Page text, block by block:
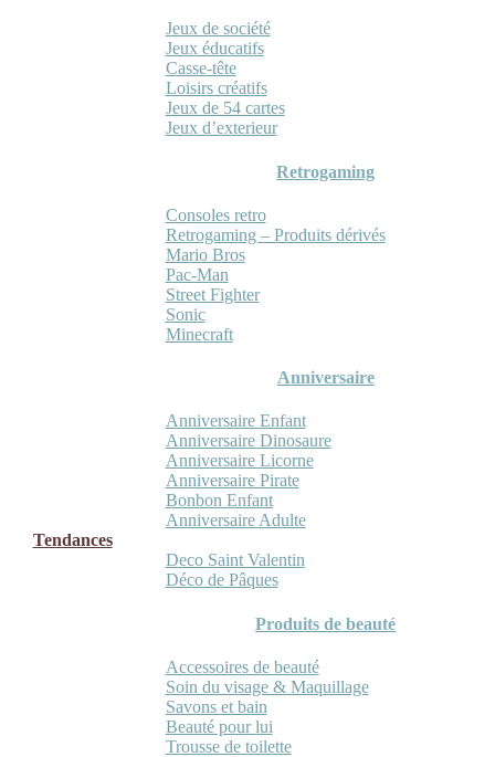
Jeux de société
Jeux éducatifs
Casse-tête
Loisirs créatifs
Jeux de 54 cartes
Jeux d’exterieur
Retrogaming
Consoles retro
Retrogaming – Produits dérivés
Mario Bros
Pac-Man
Street Fighter
Sonic
Minecraft
Anniversaire
Anniversaire Enfant
Anniversaire Dinosaure
Anniversaire Licorne
Anniversaire Pirate
Bonbon Enfant
Anniversaire Adulte
Tendances
Deco Saint Valentin
Déco de Pâques
Produits de beauté
Accessoires de beauté
Soin du visage & Maquillage
Savons et bain
Beauté pour lui
Trousse de toilette